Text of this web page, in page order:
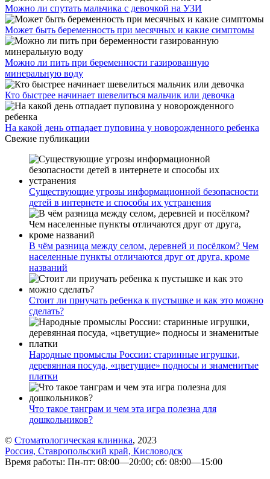
Можно ли спутать мальчика с девочкой на УЗИ
Может быть беременность при месячных и какие симптомы
Можно ли пить при беременности газированную
минеральную воду
Кто быстрее начинает шевелиться мальчик или девочка
На какой день отпадает пуповина у новорожденного ребенка
Свежие публикации
Существующие угрозы информационной безопасности
детей в интернете и способы их устранения
В чём разница между селом, деревней и посёлком? Чем
населенные пункты отличаются друг от друга, кроме
названий
Стоит ли приучать ребенка к пустышке и как это можно
сделать?
Народные промыслы России: старинные игрушки,
деревянная посуда, «цветущие» подносы и знаменитые
платки
Что такое танграм и чем эта игра полезна для
дошкольников?
© Стоматологическая клиника, 2023
Россия, Ставропольский край, Кисловодск
Время работы: Пн-пт: 08:00—20:00; сб: 08:00—15:00